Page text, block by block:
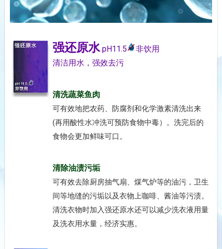
强还原水pH11.5
非饮用
清洁用水，强效去污
清洗蔬菜鱼肉
可有效地把农药、防腐剂和化学激素清洗出来
(再用酸性水冲洗可预防食物中毒）。洗完后的
食物会更加鲜味可口。
清除油渍污垢
可有效去除厨房抽气扇、煤气炉等的油污，卫生
间等地缝的污垢以及衣物上咖啡、酱油等污渍。
清洗衣物时加入强还原水还可以减少洗衣液用量
及洗衣用水量，经济实惠。